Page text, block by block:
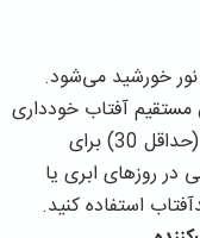
خورشید می‌شود.
مستقیم آفتاب خودداری
کنید. استفاده از کرم ضدآفتاب با SPF بالا (حداقل 30) برای
روزهای ابری یا
استفاده کنید.